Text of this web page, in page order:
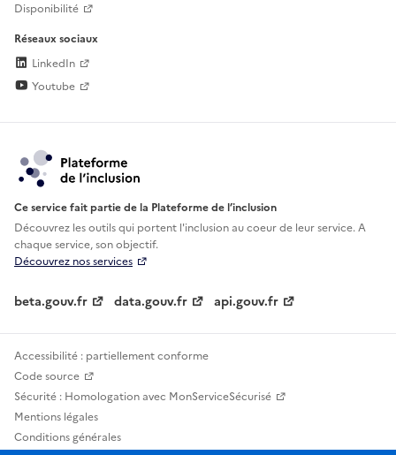
Disponibilité
Réseaux sociaux
LinkedIn
Youtube
Ce service fait partie de la Plateforme de l’inclusion
Découvrez les outils qui portent l'inclusion aucoeur de leur service. A
chaque service, son objectif.
Découvrez nos services
beta.gouv.fr data.gouv.fr api.gouv.fr
Accessibilité : partiellement conforme
Code source
Sécurité : Homologation avec MonServiceSécurisé
Mentions légales
Conditions générales